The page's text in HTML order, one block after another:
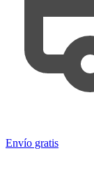
Envío gratis